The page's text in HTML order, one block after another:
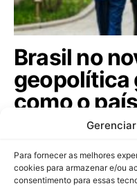
Para fornecer as melhores
cookies para armazenar e/ou
consentimento para essas
Brasil no
geopolítica
como o
entre as
Diplomata Braz
EUA e China e as